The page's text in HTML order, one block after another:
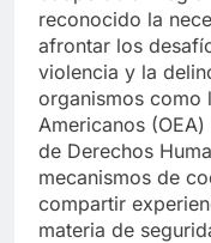
reconocido la
afrontar los
violencia y la
organismos como
Americanos
de Derechos
mecanismos de
compartir
materia de